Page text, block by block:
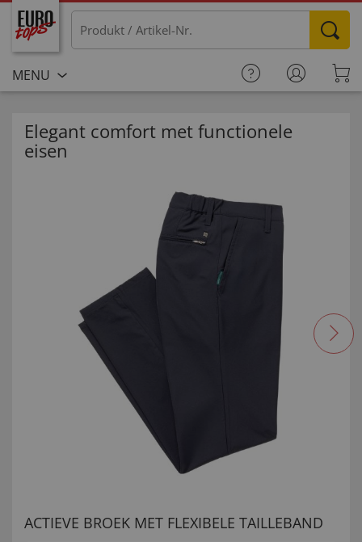
MENU
Elegant comfort met functionele
eisen
ACTIEVE BROEK MET FLEXIBELE TAILLEBAND